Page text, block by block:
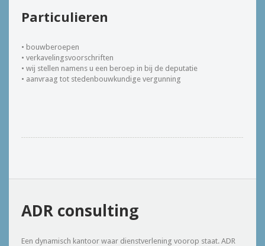
Particulieren
• bouwberoepen
• verkavelingsvoorschriften
• wij stellen namens u een beroep in bij de deputatie
• aanvraag tot stedenbouwkundige vergunning
ADR consulting
Een dynamisch kantoor waar dienstverlening voorop staat. ADR